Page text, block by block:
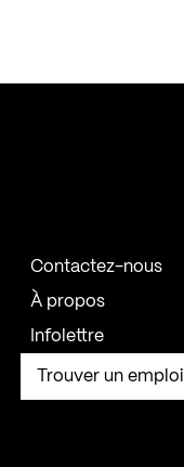
Contactez-nous
À propos
Infolettre
Trouver un emploi